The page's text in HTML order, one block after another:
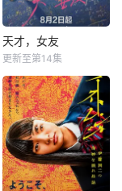
天才，女友
更新至第14集